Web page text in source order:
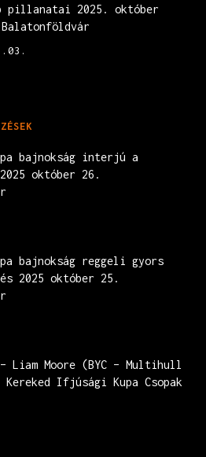
pillanatai 2025. október
bajnokság interjú a
október 26.
bajnokság reggeli gyors
2025 október 25.
Liam Moore (BYC – Multihull
Kereked Ifjúsági Kupa Csopak